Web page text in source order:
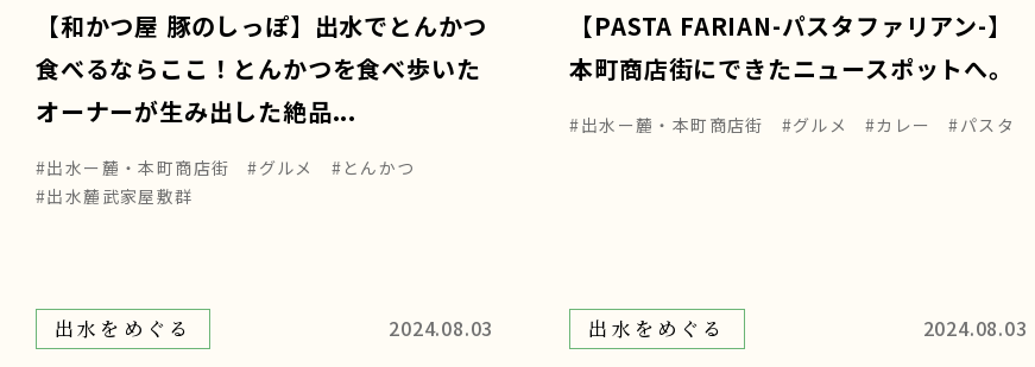
【和かつ屋 豚のしっぽ】出水でとんかつ
食べるならここ！とんかつを食べ歩いた
オーナーが生み出した絶品...
#出水ー麓・本町商店街 #グルメ
#とんかつ
#出水麓武家屋敷群
【PASTA FARIAN-パスタファリアン-】
本町商店街にできたニュースポットへ。
#出水ー麓・本町商店街 #グルメ #カレー #パスタ
出水をめぐる 2024.08.03 出水をめぐる 2024.08.03